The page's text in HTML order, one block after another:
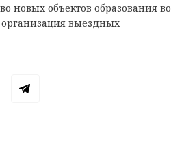
новых объектов образования во
выездных